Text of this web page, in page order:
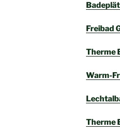
Freibad
Therme
Warm-
Therme